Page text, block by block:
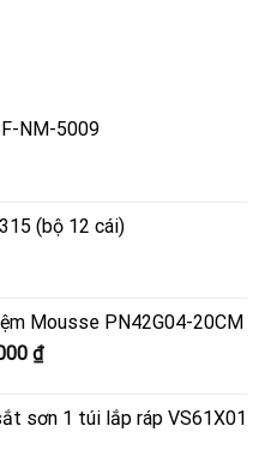
NM-5009
(bộ 12 cái)
Mousse PN42G04-20CM
₫.
₫Giá
là:
sơn 1 túi lắp ráp VS61X01